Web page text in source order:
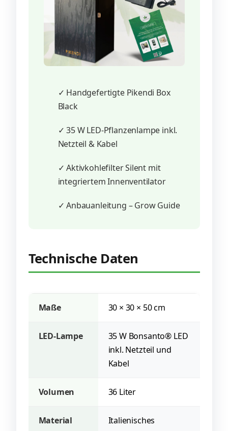
✓ Handgefertigte Pikendi Box
Black
✓ 35 W LED-Pflanzenlampe inkl.
Netzteil & Kabel
✓ Aktivkohlefilter Silent mit
integriertem Innenventilator
✓ Anbauanleitung – Grow Guide
Technische Daten
Maße 30 × 30 × 50 cm
LED-Lampe
35 W Bonsanto® LED
inkl. Netzteil und
Kabel
Volumen 36 Liter
Material
Italienisches